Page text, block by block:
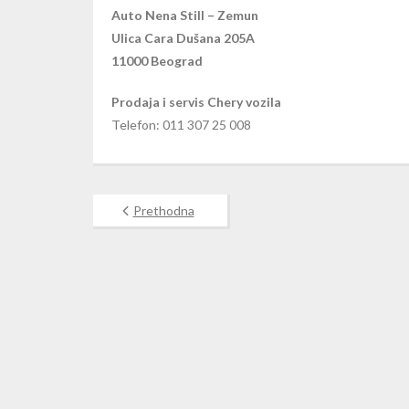
Auto Nena Still – Zemun
Ulica Cara Dušana 205A
11000 Beograd
Prodaja i servis Chery vozila
Telefon: 011 307 25 008
Prethodna